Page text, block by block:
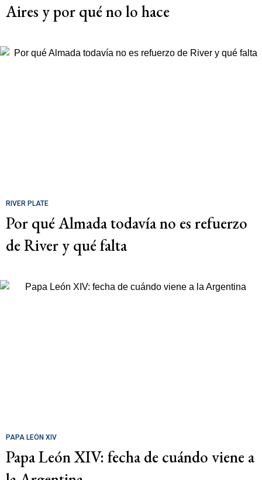
Aires y por qué no lo hace
RIVER PLATE
Por qué Almada todavía no es refuerzo
de River y qué falta
PAPA LEÓN XIV
Papa León XIV: fecha de cuándo viene a